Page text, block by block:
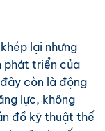
lại nhưng
phát triển của
còn là động
lực, không
đồ kỹ thuật thế